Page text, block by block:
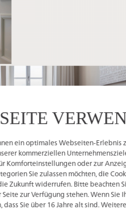
ein optimales Webseiten-
kommerziellen
Komforteinstellungen oder zur
Sie zulassen möchten, die
Zukunft widerrufen. Bitte beachten
zur Verfügung stehen. Wenn Sie
Sie über 16 Jahre alt sind.